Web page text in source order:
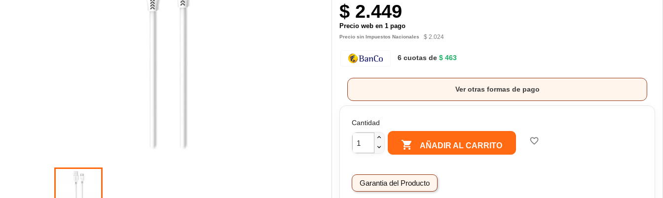
$ 2.449
Precio web en 1 pago
Precio sin Impuestos Nacionales $ 2.024
6 cuotas de $ 463
Ver otras formas de pago
Cantidad
 AÑADIR AL CARRITO favorite_border
Garantia del Producto